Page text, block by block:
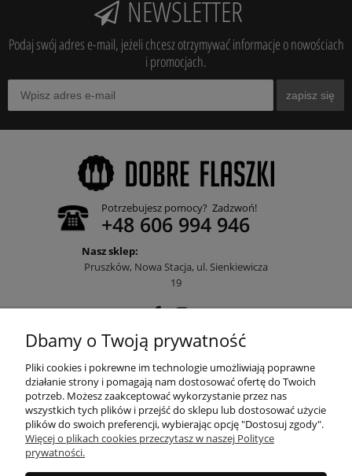
NEWSLETTER
Podaj swój adres e-mail, jeżeli chcesz otrzymywać informacje o nowościach
i promocjach.
zapisz się
Potrzebujesz pomocy? Zadzwoń!
+48 606 994 946
Nasz sklep:
Pruszków, Nowa Stacja, ul. Sienkiewicza
19
POMOC
MOJE KONTO
Dbamy o Twoją prywatność
Pliki cookies i pokrewne im technologie umożliwiają poprawne
działanie strony i pomagają nam dostosować ofertę do Twoich
potrzeb. Możesz zaakceptować wykorzystanie przez nas
wszystkich tych plików i przejść do sklepu lub dostosować użycie
plików do swoich preferencji, wybierając opcję "Dostosuj zgody".
Więcej o plikach cookies przeczytasz w naszej Polityce
prywatności.